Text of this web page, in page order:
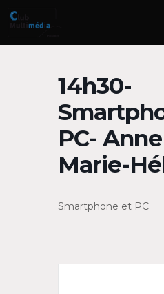
Aller
contenu
14h30-
PC-
Marie-
Smartphone et PC